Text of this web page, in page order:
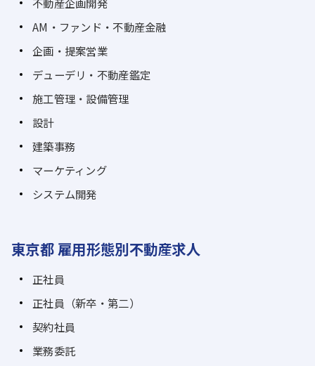
AM・ファンド・不動産金融
企画・提案営業
デューデリ・不動産鑑定
施工管理・設備管理
設計
建築事務
マーケティング
システム開発
東京都 雇用形態別不動産求人
正社員
正社員（新卒・第二）
契約社員
業務委託